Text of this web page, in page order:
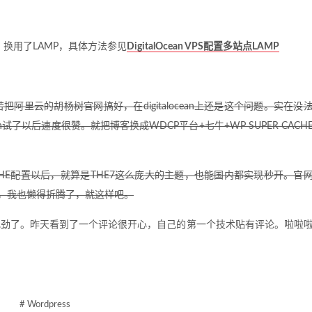
用了LAMP，具体方法参见 DigitalOcean VPS配置多站点LAMP
阿里云的胡杨树官网搞好，在digitalocean上还是这个问题。实在没
了以后速度很赞。就把博客换成WDCP平台+七牛+WP SUPER
配置以后，就算是THE7这么庞大的主题，也能国内都实现秒开。官
我也懒得折腾了，就这样吧。
了。昨天看到了一个评论很开心，自己的第一个技术贴有评论。啦啦
# Wordpress